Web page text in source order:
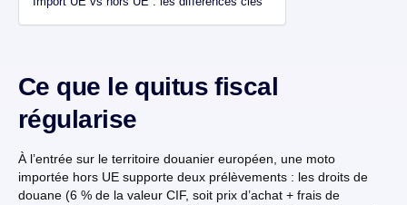
Ce que le quitus fiscal
régularise
À l’entrée sur le territoire douanier européen, une moto
importée hors UE supporte deux prélèvements : les droits de
douane (6 % de la valeur CIF, soit prix d’achat + frais de